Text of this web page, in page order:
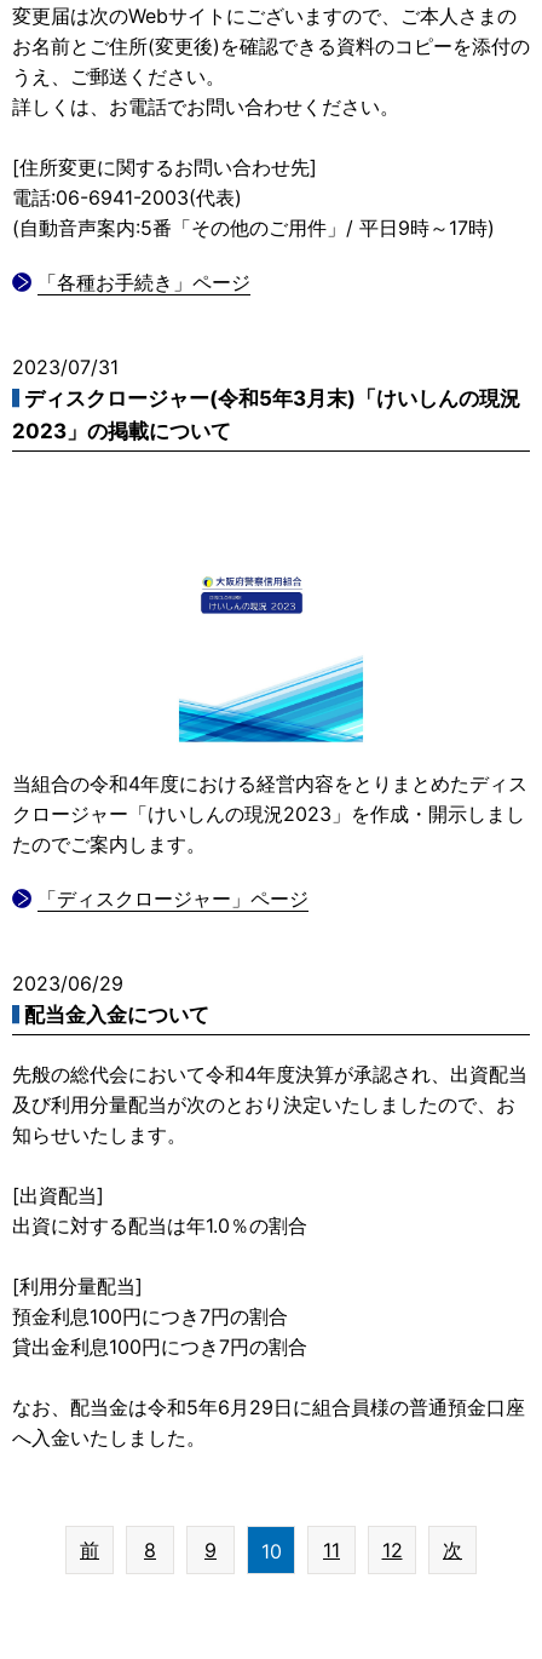
変更届は次のWebサイトにございますので、ご本人さまの
お名前とご住所(変更後)を確認できる資料のコピーを添付の
うえ、ご郵送ください。
詳しくは、お電話でお問い合わせください。
[住所変更に関するお問い合わせ先]
電話:06-6941-2003(代表)
(自動音声案内:5番「その他のご用件」/ 平日9時～17時)
「各種お手続き」ページ
2023/07/31
ディスクロージャー(令和5年3月末)「けいしんの現況
2023」の掲載について
当組合の令和4年度における経営内容をとりまとめたディス
クロージャー「けいしんの現況2023」を作成・開示しまし
たのでご案内します。
「ディスクロージャー」ページ
2023/06/29
配当金入金について
先般の総代会において令和4年度決算が承認され、出資配当
及び利用分量配当が次のとおり決定いたしましたので、お
知らせいたします。
[出資配当]
出資に対する配当は年1.0％の割合
[利用分量配当]
預金利息100円につき7円の割合
貸出金利息100円につき7円の割合
なお、配当金は令和5年6月29日に組合員様の普通預金口座
へ入金いたしました。
前 8 9 10 11 12 次